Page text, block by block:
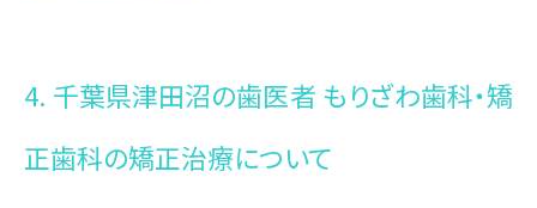
4. 千葉県津田沼の歯医者 もりざわ歯科・矯
正歯科の矯正治療について